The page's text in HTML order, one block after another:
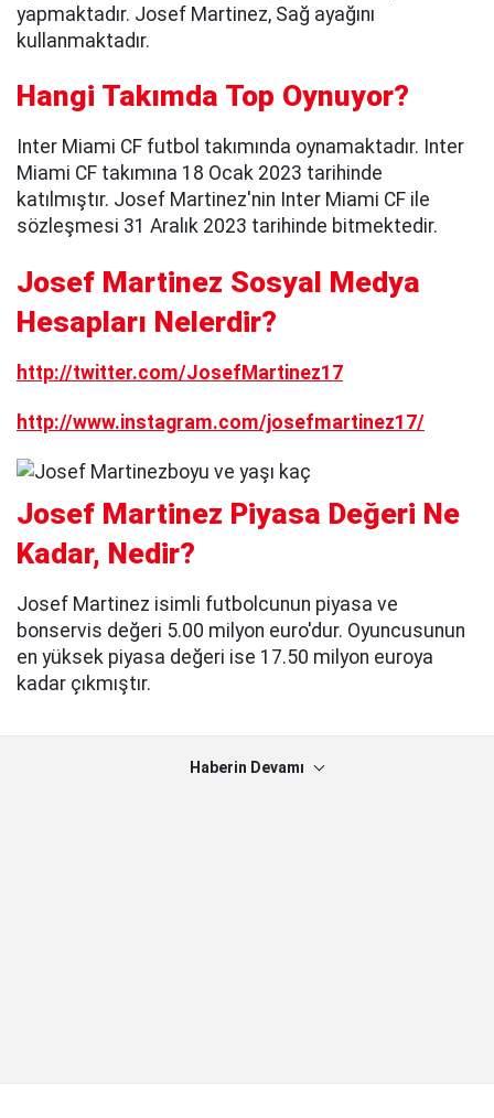
yapmaktadır. Josef Martinez, Sağ ayağını
kullanmaktadır.
Hangi Takımda Top Oynuyor?
Inter Miami CF futbol takımında oynamaktadır. Inter
Miami CF takımına 18 Ocak 2023 tarihinde
katılmıştır. Josef Martinez'nin Inter Miami CF ile
sözleşmesi 31 Aralık 2023 tarihinde bitmektedir.
Josef Martinez Sosyal Medya
Hesapları Nelerdir?
http://twitter.com/JosefMartinez17
http://www.instagram.com/josefmartinez17/
Josef Martinez Piyasa Değeri Ne
Kadar, Nedir?
Josef Martinez isimli futbolcunun piyasa ve
bonservis değeri 5.00 milyon euro'dur. Oyuncusunun
en yüksek piyasa değeri ise 17.50 milyon euroya
kadar çıkmıştır.
Haberin Devamı